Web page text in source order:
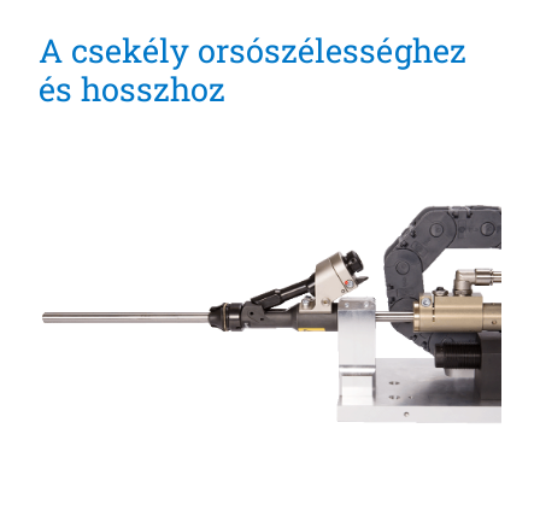
A csekély orsószélességhez
és hosszhoz